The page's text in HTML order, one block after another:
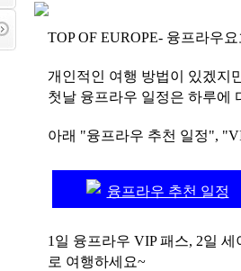
TOP OF EUROPE- 융프라우
개인적인 여행 방법이 있겠지
첫날 융프라우 일정은 하루에
아래 "융프라우 추천 일정",
융프라우 추천 일정
1일 융프라우 VIP 패스, 2일
로 여행하세요~